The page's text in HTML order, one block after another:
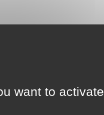
want to activate